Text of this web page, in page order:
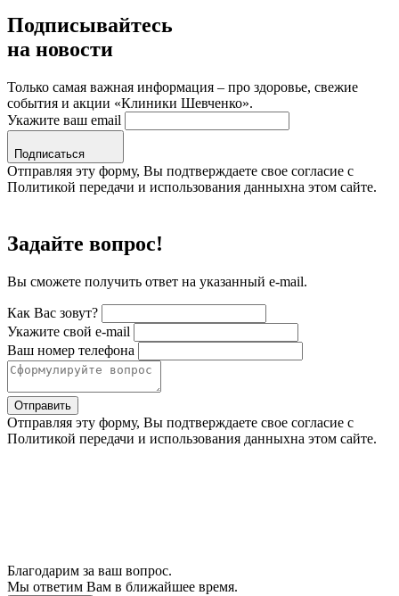
Подписывайтесь
на новости
Только самая важная информация – про здоровье, свежие
события и акции «Клиники Шевченко».
Укажите ваш email
Подписаться
Отправляя эту форму, Вы подтверждаете свое согласие с
Политикой передачи и использования данныхна этом сайте.
Задайте вопрос!
Вы сможете получить ответ на указанный e-mail.
Как Вас зовут?
Укажите свой e-mail
Ваш номер телефона
Отправить
Отправляя эту форму, Вы подтверждаете свое согласие с
Политикой передачи и использования данныхна этом сайте.
Благодарим за ваш вопрос.
Мы ответим Вам в ближайшее время.